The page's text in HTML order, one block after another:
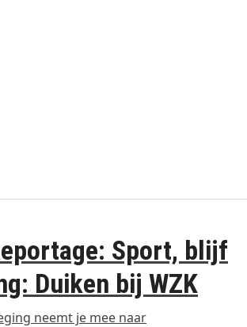
Sport, blijf
Duiken bij WZK
neemt je mee naar